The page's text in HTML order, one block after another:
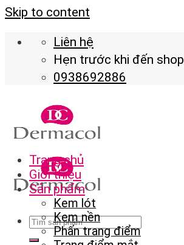
Skip to content
Liên hệ
Hẹn trước khi đến shop
0938692886
Trang chủ
Giới thiệu
Sản phẩm
Kem lót
Kem nền
Phấn trang điểm